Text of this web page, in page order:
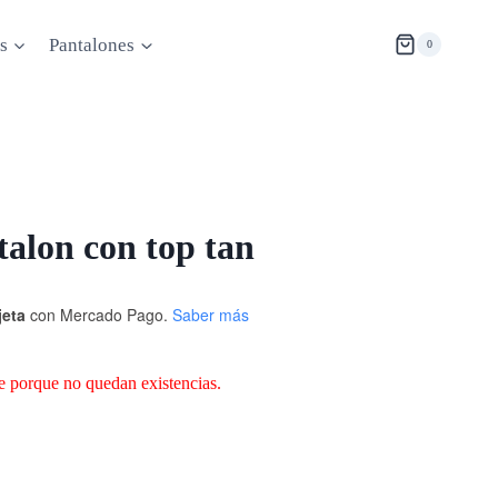
Pantalones 0
con top tan
con Mercado Pago. Saber más
porque no quedan existencias.